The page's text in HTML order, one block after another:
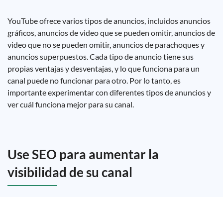
YouTube ofrece varios tipos de anuncios, incluidos anuncios
gráficos, anuncios de video que se pueden omitir, anuncios de
video que no se pueden omitir, anuncios de parachoques y
anuncios superpuestos. Cada tipo de anuncio tiene sus
propias ventajas y desventajas, y lo que funciona para un
canal puede no funcionar para otro. Por lo tanto, es
importante experimentar con diferentes tipos de anuncios y
ver cuál funciona mejor para su canal.
Use SEO para aumentar la
visibilidad de su canal